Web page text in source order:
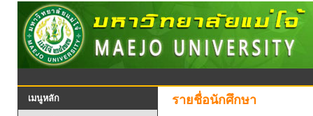
เมนูหลัก รายชื่อนักศึกษา